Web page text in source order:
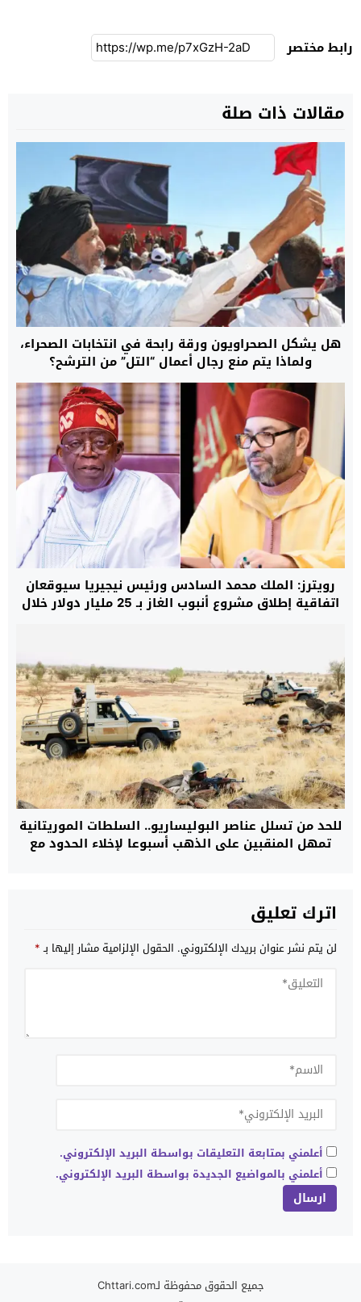
رابط مختصر
مقالات ذات صلة
هل يشكل الصحراويون ورقة رابحة في انتخابات الصحراء،
ولماذا يتم منع رجال أعمال “التل” من الترشح؟
رويترز: الملك محمد السادس ورئيس نيجيريا سيوقعان
اتفاقية إطلاق مشروع أنبوب الغاز بـ 25 مليار دولار خلال
للحد من تسلل عناصر البوليساريو.. السلطات الموريتانية
تمهل المنقبين على الذهب أسبوعا لإخلاء الحدود مع
اترك تعليق
لن يتم نشر عنوان بريدك الإلكتروني. الحقول الإلزامية مشار إليها بـ*
أعلمني بمتابعة التعليقات بواسطة البريد الإلكتروني.
أعلمني بالمواضيع الجديدة بواسطة البريد الإلكتروني.
جميع الحقوق محفوظة لـChttari.com